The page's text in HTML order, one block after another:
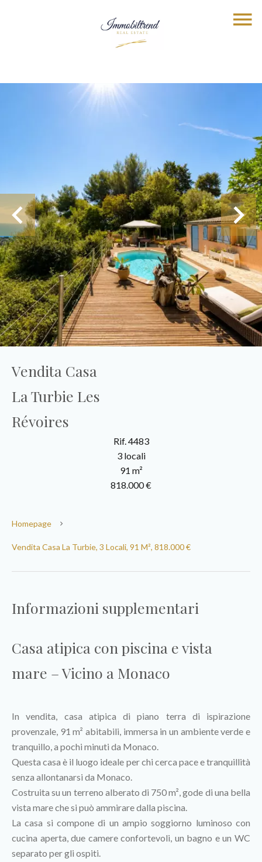
Vendita Casa
La Turbie Les
Révoires
Rif. 4483
3 locali
91 m²
818.000 €
Homepage
Vendita Casa La Turbie, 3 Locali, 91 M², 818.000 €
Informazioni supplementari
Casa atipica con piscina e vista
mare – Vicino a Monaco
In vendita, casa atipica di piano terra di ispirazione
provenzale, 91 m² abitabili, immersa in un ambiente verde e
tranquillo, a pochi minuti da Monaco.
Questa casa è il luogo ideale per chi cerca pace e tranquillità
senza allontanarsi da Monaco.
Costruita su un terreno alberato di 750 m², gode di una bella
vista mare che si può ammirare dalla piscina.
La casa si compone di un ampio soggiorno luminoso con
cucina aperta, due camere confortevoli, un bagno e un WC
separato per gli ospiti.